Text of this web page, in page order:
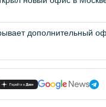
дополнительный